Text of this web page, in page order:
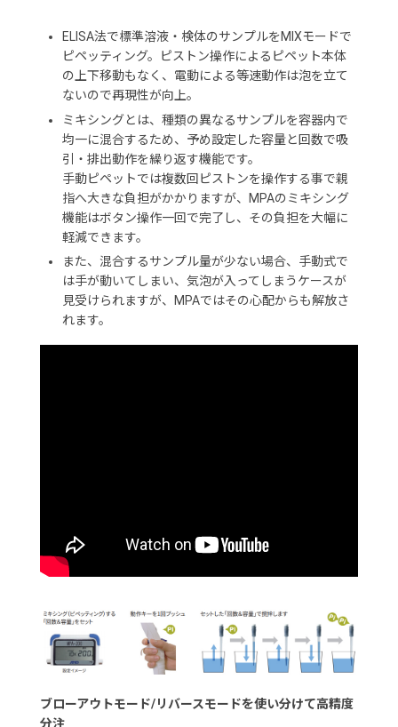
ELISA法で標準溶液・検体のサンプルをMIXモードで
ピペッティング。ピストン操作によるピペット本体
の上下移動もなく、電動による等速動作は泡を立て
ないので再現性が向上。
ミキシングとは、種類の異なるサンプルを容器内で
均一に混合するため、予め設定した容量と回数で吸
引・排出動作を繰り返す機能です。
手動ピペットでは複数回ピストンを操作する事で親
指へ大きな負担がかかりますが、MPAのミキシング
機能はボタン操作一回で完了し、その負担を大幅に
軽減できます。
また、混合するサンプル量が少ない場合、手動式で
は手が動いてしまい、気泡が入ってしまうケースが
見受けられますが、MPAではその心配からも解放さ
れます。
ブローアウトモード/リバースモードを使い分けて高精度
分注